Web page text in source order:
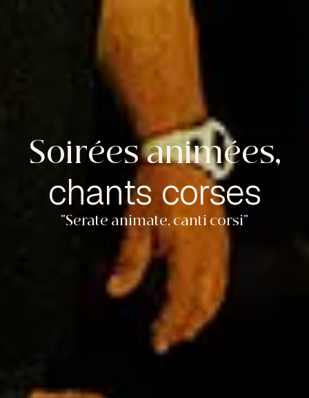
Soirées animées,
chants corses
“Serate animate, canti corsi”